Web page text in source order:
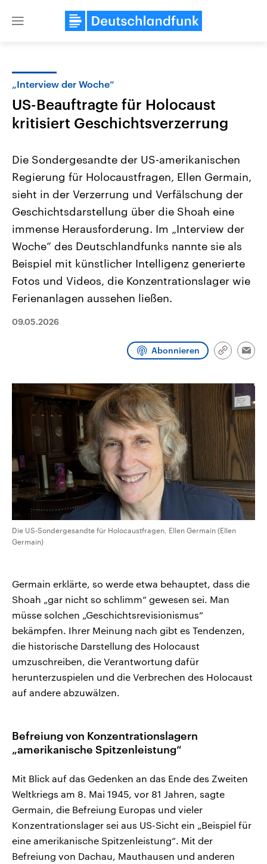
Close
USA
Aktuelle Beiträge, Analysen und
Hintergründe
gehören die Vereinigten Staaten zu
mit großem Einfluss auf das
aktuelle Weltgeschehen.
Nahostkonflikt
Aktuelle Lage und
Der Überfall der
Terrororganisation Hamas
Oktober 2023 auf Israel
Israel möchte die Hamas
Diese wird wie die
Libanon vom Iran
Sendungen Programm Podcasts
„Interview der Woche“
US-Beauftragte für Holocaust
kritisiert Geschichtsverzerrung
Die Sondergesandte der US-amerikanischen
Regierung für Holocaustfragen, Ellen Germain,
sieht in der Verzerrung und Verfälschung der
Geschichtsdarstellung über die Shoah eine
immense Herausforderung. Im „Interview der
Woche“ des Deutschlandfunks nannte sie als
Beispiel mit künstlicher Intelligenz generierte
Fotos und Videos, die Konzentrationslager wie
Ferienanlagen aussehen ließen.
09.05.2026
Abonnieren
Link
Die US-Sondergesandte für Holocaustfragen, Ellen Germain (Ellen
Germain)
Germain erklärte, so werde etwa behauptet, dass die
Shoah „gar nicht so schlimm“ gewesen sei. Man
müsse solchen „Geschichtsrevisionismus“
bekämpfen. Ihrer Meinung nach gibt es Tendenzen,
die historische Darstellung des Holocaust
umzuschreiben, die Verantwortung dafür
herunterzuspielen und die Verbrechen des Holocaust
auf andere abzuwälzen.
Befreiung von Konzentrationslagern
„amerikanische Spitzenleistung“
Mit Blick auf das Gedenken an das Ende des Zweiten
Weltkriegs am 8. Mai 1945, vor 81 Jahren, sagte
Germain, die Befreiung Europas und vieler
Konzentrationslager sei aus US-Sicht ein „Beispiel für
eine amerikanische Spitzenleistung“. Mit der
Befreiung von Dachau, Mauthausen und anderen